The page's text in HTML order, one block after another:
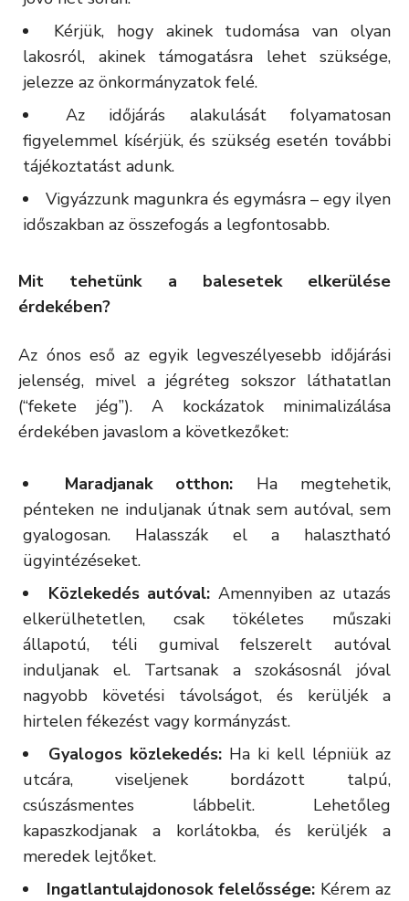
Kérjük, hogy akinek tudomása van olyan
lakosról, akinek támogatásra lehet szüksége,
jelezze az önkormányzatok felé.
Az időjárás alakulását folyamatosan
figyelemmel kísérjük, és szükség esetén további
tájékoztatást adunk.
Vigyázzunk magunkra és egymásra – egy ilyen
időszakban az összefogás a legfontosabb.
Mit tehetünk a balesetek elkerülése
érdekében?
Az ónos eső az egyik legveszélyesebb időjárási
jelenség, mivel a jégréteg sokszor láthatatlan
(“fekete jég”). A kockázatok minimalizálása
érdekében javaslom a következőket:
Maradjanak otthon: Ha megtehetik,
pénteken ne induljanak útnak sem autóval, sem
gyalogosan. Halasszák el a halasztható
ügyintézéseket.
Közlekedés autóval: Amennyiben az utazás
elkerülhetetlen, csak tökéletes műszaki
állapotú, téli gumival felszerelt autóval
induljanak el. Tartsanak a szokásosnál jóval
nagyobb követési távolságot, és kerüljék a
hirtelen fékezést vagy kormányzást.
Gyalogos közlekedés: Ha ki kell lépniük az
utcára, viseljenek bordázott talpú,
csúszásmentes lábbelit. Lehetőleg
kapaszkodjanak a korlátokba, és kerüljék a
meredek lejtőket.
Ingatlantulajdonosok felelőssége: Kérem az